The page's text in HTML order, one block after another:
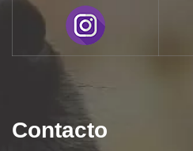
Contacto